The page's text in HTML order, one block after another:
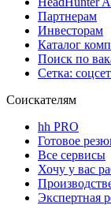
Партнерам
Инвесторам
Каталог
Поиск по
Сетка:
Соискателям
hh PRO
Готовое
Все сервисы
Хочу у вас
Экспертная